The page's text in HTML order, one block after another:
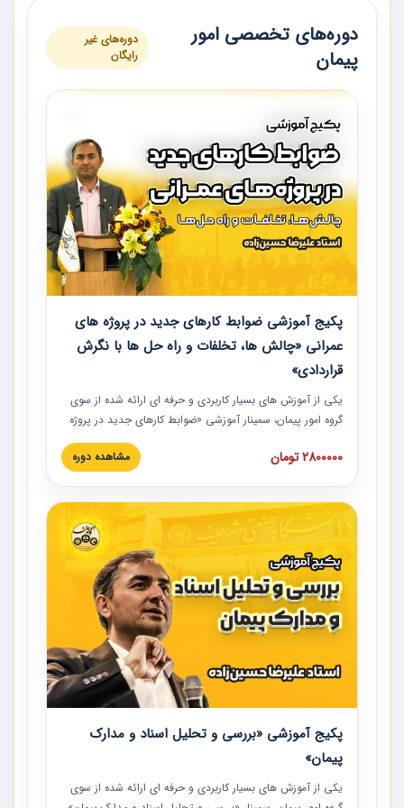
دوره‌های تخصصی امور
پیمان
دوره‌های غیر
رایگان
پکیج آموزشی ضوابط کارهای جدید در پروژه های
عمرانی «چالش ها، تخلفات و راه حل ها با نگرش
قراردادی»
یکی از آموزش‏‏‏‏‏‏ های بسیار کاربردی و حرفه‏ ای ارائه شده از سوی
گروه امور پیمان، سمینار آموزشی «ضوابط کارهای جدید در پروژه
های عمرانی» چالش ها، تخلفات و راه حل ها با نگرش قراردادی
است که در محل سندیکای شرکت های ساختمانی کشور ارائه شد.
مدارک پیمان به همراه تجربیات عملی ارائه شده است.
2800000 تومان مشاهده دوره
پکیج آموزشی «بررسی و تحلیل اسناد و مدارک
پیمان»
یکی از آموزش‏‏‏‏‏‏ های بسیار کاربردی و حرفه‏ ای ارائه شده از سوی